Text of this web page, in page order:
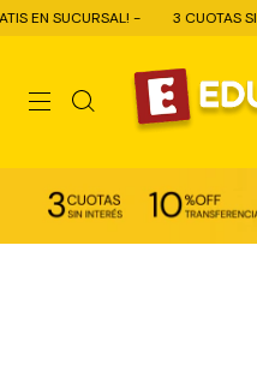
3 CUOTAS SIN INTERÉS -